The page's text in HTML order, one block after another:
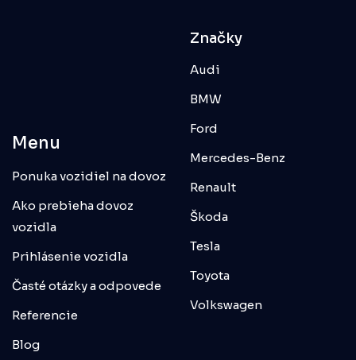
Menu
Ponuka vozidiel na dovoz
Ako prebieha dovoz
vozidla
Prihlásenie vozidla
Časté otázky a odpovede
Referencie
Blog
Značky
Audi
BMW
Ford
Mercedes-Benz
Renault
Škoda
Tesla
Toyota
Volkswagen